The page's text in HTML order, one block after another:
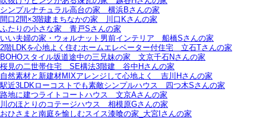
シンプルナチュラル高台の家＿横浜Bさんの家
間口2間×3階建まちなかの家＿川口Kさんの家
ふたりの小さな家＿青戸Sさんの家
いい夫婦の家・ウォルナット男前インテリア＿船橋Sさんの家
2階LDKを心地よく住むホームエレベーター付住宅＿立石Tさんの家
BOHOスタイル坂道途中の三兄妹の家＿文京千石Nさんの家
桜見の二世帯住宅＿SE構法3階建＿谷中Hさんの家
自然素材と新建材MIXアレンジして心地よく＿吉川Hさんの家
駅近3LDKローコストでも素敵シンプルハウス＿四つ木Sさんの家
路地に建つライトコートハウス＿文京Aさんの家
川のほとりのコテージハウス＿相模原Gさんの家
おひさまと南庭を愉しむスイス漆喰の家_大宮Iさんの家